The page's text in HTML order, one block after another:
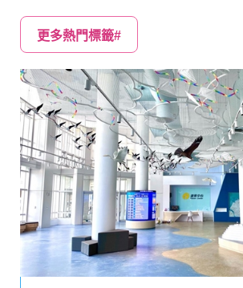
更多熱門標籤#